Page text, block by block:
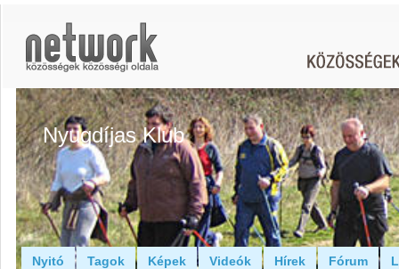
Nyugdíjas Klub
Nyitó Tagok Képek Videók Hírek Fórum